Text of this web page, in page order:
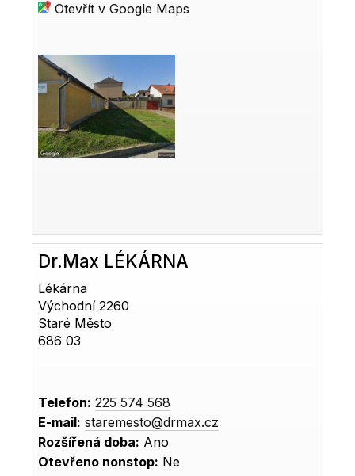
Otevřít v Google Maps
Dr.Max LÉKÁRNA
Lékárna
Východní 2260
Staré Město
686 03
Telefon: 225 574 568
E-mail: staremesto@drmax.cz
Rozšířená doba: Ano
Otevřeno nonstop: Ne